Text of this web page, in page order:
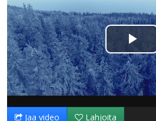
Jaa video Lahjoita